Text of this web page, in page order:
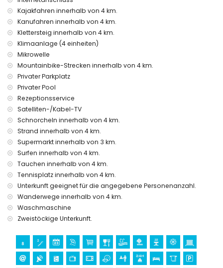
Internet (WiFi)
Bügeleisen und Bügelbrett
Bettwäsche und Handtücher
Empfangsdienst und 24-Stunden-Notdienst
Zentralheizung und Klimaanlage
Einrichtungen und Dienstleistungen gegen Aufpreis
Zusatzbett und Kinderbett/Kinderhochstuhl (auf Anfrage)
Unterhaltungs- und Freizeitmöglichkeiten für Ihren Urlaub
in Jávea, Costa Blanca
Kino, Theater, Diskothek, Bar, Promenade (El Arenal und
Sehenswürdigkeiten und Kultur in Jávea, Costa Blanca
Museum (Histórico de Jávea), Kirche (Virgen de Loreto,
Puerto, Jávea), Ruine (Pueblo Histórico, Jávea),
architektonisches Gebäude (Pueblo Histórico, Jávea) und
historischer Ort (Histórico de Jávea) (innerhalb von 5
Kilometern von der Unterkunft)
Denkmal (Molinos de Viento und Jávea) (innerhalb von 10
Kilometern von der Unterkunft)
Burg (Portal de la Vila und Denia) (innerhalb von 25
Kilometern von der Unterkunft)
Sportmöglichkeiten
Kajakfahren innerhalb von 4 km.
Kanufahren innerhalb von 4 km.
Klettersteig innerhalb von 4 km.
Klimaanlage (4 einheiten)
Mikrowelle
Mountainbike-Strecken innerhalb von 4 km.
Privater Parkplatz
Privater Pool
Rezeptionsservice
Satelliten-/Kabel-TV
Schnorcheln innerhalb von 4 km.
Strand innerhalb von 4 km.
Supermarkt innerhalb von 3 km.
Surfen innerhalb von 4 km.
Tauchen innerhalb von 4 km.
Tennisplatz innerhalb von 4 km.
Unterkunft geeignet für die angegebene Personenanzahl.
Wanderwege innerhalb von 4 km.
Waschmaschine
Zweistöckige Unterkunft.